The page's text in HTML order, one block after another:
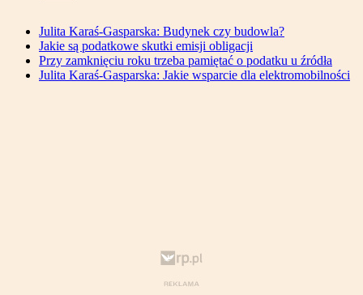
Julita Karaś-Gasparska: Budynek czy budowla?
Jakie są podatkowe skutki emisji obligacji
Przy zamknięciu roku trzeba pamiętać o podatku u źródła
Julita Karaś-Gasparska: Jakie wsparcie dla elektromobilności